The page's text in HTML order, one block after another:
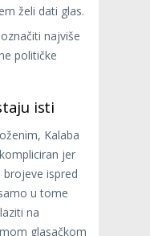
želi dati glas.
najviše
političke
isti
Kalaba
jer
brojeve ispred
u tome
na
glasačkom